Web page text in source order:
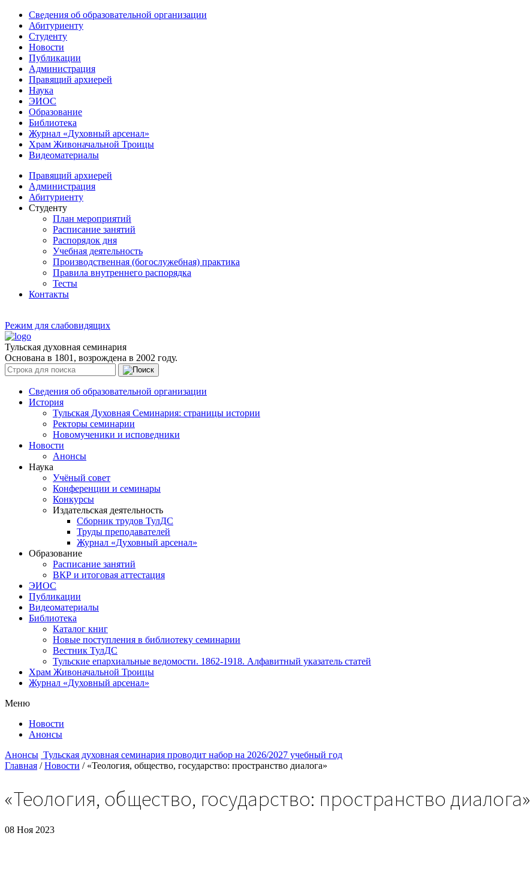
Сведения об образовательной организации
Абитуриенту
Студенту
Новости
Публикации
Администрация
Правящий архиерей
Наука
ЭИОС
Образование
Библиотека
Журнал «Духовный арсенал»
Храм Живоначальной Троицы
Видеоматериалы
Правящий архиерей
Администрация
Абитуриенту
Студенту
План мероприятий
Расписание занятий
Распорядок дня
Учебная деятельность
Производственная (богослужебная) практика
Правила внутреннего распорядка
Тесты
Контакты
Режим для слабовидящих
Тульская духовная семинария
Основана в 1801, возрождена в 2002 году.
Сведения об образовательной организации
История
Тульская Духовная Семинария: страницы истории
Ректоры семинарии
Новомученики и исповедники
Новости
Анонсы
Наука
Учёный совет
Конференции и семинары
Конкурсы
Издательская деятельность
Сборник трудов ТулДС
Труды преподавателей
Журнал «Духовный арсенал»
Образование
Расписание занятий
ВКР и итоговая аттестация
ЭИОС
Публикации
Видеоматериалы
Библиотека
Каталог книг
Новые поступления в библиотеку семинарии
Вестник ТулДС
Тульские епархиальные ведомости. 1862-1918. Алфавитный указатель статей
Храм Живоначальной Троицы
Журнал «Духовный арсенал»
Меню
Новости
Анонсы
Анонсы Тульская духовная семинария проводит набор на 2026/2027 учебный год
Главная / Новости / «Теология, общество, государство: пространство диалога»
«Теология, общество, государство: пространство диалога»
08 Ноя 2023